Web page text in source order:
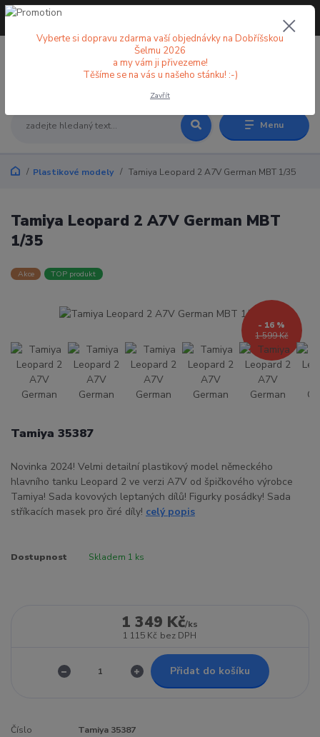
Menu
+420 773 998 582
Plastikové modely Tamiya Leopard 2 A7V German MBT 1/35
Tamiya Leopard 2 A7V German MBT
1/35
Akce TOP produkt
1 599 Kč
- 16 %
Tamiya 35387
Novinka 2024! Velmi detailní plastikový model německého
hlavního tanku Leopard 2 ve verzi A7V od špičkového výrobce
Tamiya! Sada kovových leptaných dílů! Figurky posádky! Sada
stříkacích masek pro čiré díly! celý popis
Dostupnost Skladem 1 ks
1 349 Kč/ks
1 115 Kč bez DPH
Přidat do košíku
Číslo
Tamiya 35387
Vyberte si dopravu zdarma vaší objednávky na Dobříšskou
Šelmu 2026
a my vám ji přivezeme!
Těšíme se na vás u našeho stánku! :-)
Zavřít